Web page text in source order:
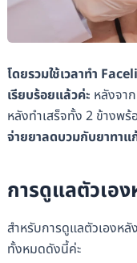
โดยรวมใช้เวลาทำ
เรียบร้อยแล้วค่ะ หลังจา
หลังทำเสร็จทั้ง 2 ข้างพ
จ่ายยาลดบวมกับยาทาแ
การดูแลตัวเอ
สำหรับการดูแลตัวเองห
ทั้งหมดดังนี้ค่ะ